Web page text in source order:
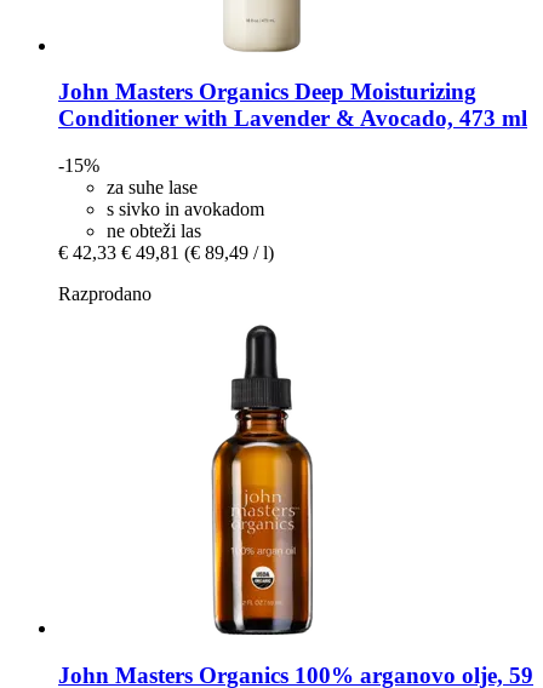
John Masters Organics Deep Moisturizing
Conditioner with Lavender & Avocado, 473 ml
-15%
za suhe lase
s sivko in avokadom
ne obteži las
€ 42,33 € 49,81 (€ 89,49 / l)
Razprodano
John Masters Organics 100% arganovo olje, 59